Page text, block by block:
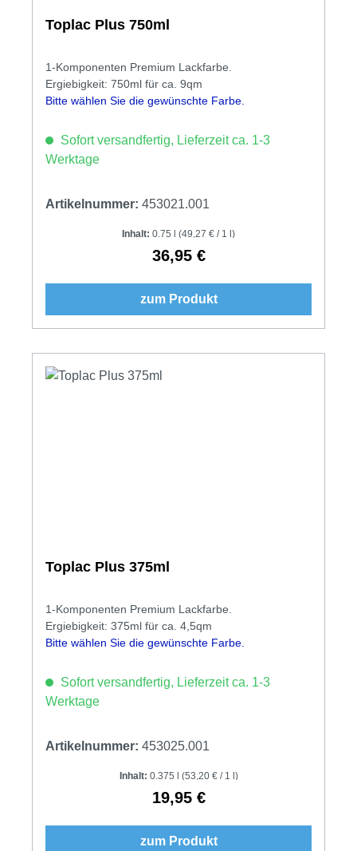
Toplac Plus 750ml
1-Komponenten Premium Lackfarbe.
Ergiebigkeit: 750ml für ca. 9qm
Bitte wählen Sie die gewünschte Farbe.
Sofort versandfertig, Lieferzeit ca. 1-3
Werktage
Artikelnummer: 453021.001
Inhalt: 0.75 l (49,27 € / 1 l)
Regulärer Preis:
36,95 €
zum Produkt
Toplac Plus 375ml
1-Komponenten Premium Lackfarbe.
Ergiebigkeit: 375ml für ca. 4,5qm
Bitte wählen Sie die gewünschte Farbe.
Sofort versandfertig, Lieferzeit ca. 1-3
Werktage
Artikelnummer: 453025.001
Inhalt: 0.375 l (53,20 € / 1 l)
Regulärer Preis:
19,95 €
zum Produkt